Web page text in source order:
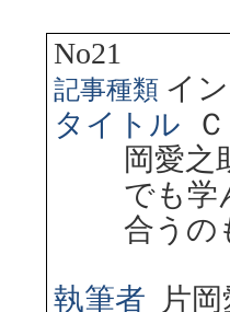
No21
記事種類 イ
タイトル
岡愛
でも学
合うの
執筆者
片